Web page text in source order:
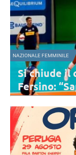
NAZIONALE
I
dal
451”
con la
bellissima